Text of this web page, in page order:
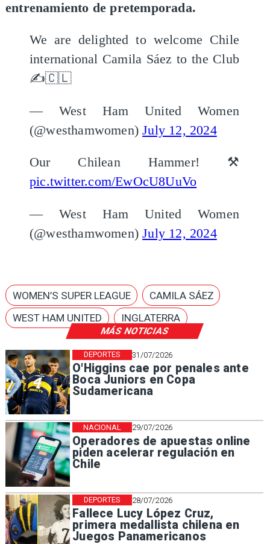
MÁS NOTICIAS
31/07/2026
O'Higgins cae por penales ante
Boca Juniors en Copa
Sudamericana
DEPORTES
29/07/2026
Operadores de apuestas online
piden acelerar regulación en
Chile
NACIONAL
28/07/2026
Fallece Lucy López Cruz,
primera medallista chilena en
Juegos Panamericanos
DEPORTES
entrenamiento de pretemporada.
We are delighted to welcome Chile
international Camila Sáez to the Club
✍️🇨🇱
— West Ham United Women
(@westhamwomen)July 12, 2024
Our Chilean Hammer! ⚒️
pic.twitter.com/EwOcU8UuVo
— West Ham United Women
(@westhamwomen)July 12, 2024
WOMEN’S SUPER LEAGUE
CAMILA SÁEZ
WEST HAM UNITED
INGLATERRA